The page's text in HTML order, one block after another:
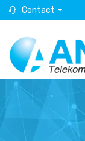
Contact